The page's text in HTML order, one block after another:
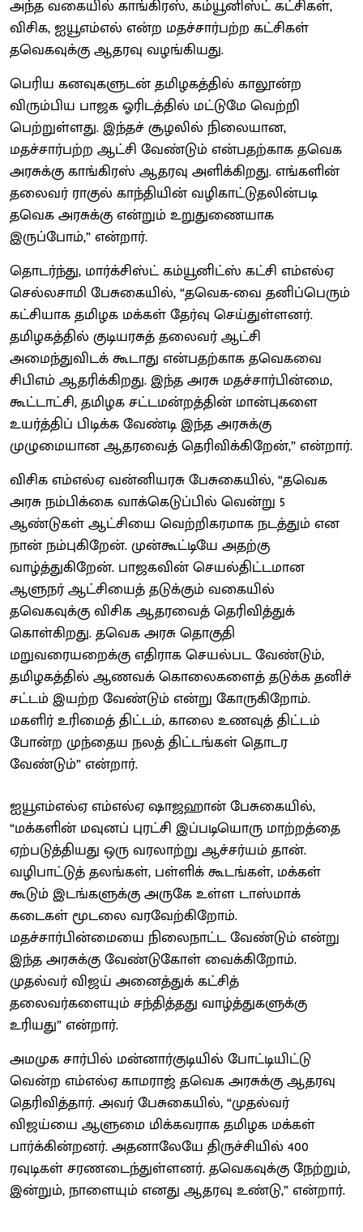
அந்த வகையில் காங்கிரஸ், கம்யூனிஸ்ட் கட்சிகள்,
விசிக, ஐயூஎம்எல் என்ற மதச்சார்பற்ற கட்சிகள்
தவெகவுக்கு ஆதரவு வழங்கியது.
பெரிய கனவுகளுடன் தமிழகத்தில் காலூன்ற
விரும்பிய பாஜக ஓரிடத்தில் மட்டுமே வெற்றி
பெற்றுள்ளது. இந்தச் சூழலில் நிலையான,
மதச்சார்பற்ற ஆட்சி வேண்டும் என்பதற்காக தவெக
அரசுக்கு காங்கிரஸ் ஆதரவு அளிக்கிறது. எங்களின்
தலைவர் ராகுல் காந்தியின் வழிகாட்டுதலின்படி
தவெக அரசுக்கு என்றும் உறுதுணையாக
இருப்போம்,” என்றார்.
தொடர்ந்து, மார்க்சிஸ்ட் கம்யூனிட்ஸ் கட்சி எம்எல்ஏ
செல்லசாமி பேசுகையில், “தவெக-வை தனிப்பெரும்
கட்சியாக தமிழக மக்கள் தேர்வு செய்துள்ளனர்.
தமிழகத்தில் குடியரசுத் தலைவர் ஆட்சி
அமைந்துவிடக் கூடாது என்பதற்காக தவெகவை
சிபிஎம் ஆதரிக்கிறது. இந்த அரசு மதச்சார்பின்மை,
கூட்டாட்சி, தமிழக சட்டமன்றத்தின் மான்புகளை
உயர்த்திப் பிடிக்க வேண்டி இந்த அரசுக்கு
முழுமையான ஆதரவைத் தெரிவிக்கிறேன்,” என்றார்.
விசிக எம்எல்ஏ வன்னியரசு பேசுகையில், “தவெக
அரசு நம்பிக்கை வாக்கெடுப்பில் வென்று 5
ஆண்டுகள் ஆட்சியை வெற்றிகரமாக நடத்தும் என
நான் நம்புகிறேன். முன்கூட்டியே அதற்கு
வாழ்த்துகிறேன். பாஜகவின் செயல்திட்டமான
ஆளுநர் ஆட்சியைத் தடுக்கும் வகையில்
தவெகவுக்கு விசிக ஆதரவைத் தெரிவித்துக்
கொள்கிறது. தவெக அரசு தொகுதி
மறுவரையறைக்கு எதிராக செயல்பட வேண்டும்,
தமிழகத்தில் ஆணவக் கொலைகளைத் தடுக்க தனிச்
சட்டம் இயற்ற வேண்டும் என்று கோருகிறோம்.
மகளிர் உரிமைத் திட்டம், காலை உணவுத் திட்டம்
போன்ற முந்தைய நலத் திட்டங்கள் தொடர
வேண்டும்” என்றார்.
ஐயூஎம்எல்ஏ எம்எல்ஏ ஷாஜஹான் பேசுகையில்,
“மக்களின் மவுனப் புரட்சி இப்படியொரு மாற்றத்தை
ஏற்படுத்தியது ஒரு வரலாற்று ஆச்சர்யம் தான்.
வழிபாட்டுத் தலங்கள், பள்ளிக் கூடங்கள், மக்கள்
கூடும் இடங்களுக்கு அருகே உள்ள டாஸ்மாக்
கடைகள் மூடலை வரவேற்கிறோம்.
மதச்சார்பின்மையை நிலைநாட்ட வேண்டும் என்று
இந்த அரசுக்கு வேண்டுகோள் வைக்கிறோம்.
முதல்வர் விஜய் அனைத்துக் கட்சித்
தலைவர்களையும் சந்தித்தது வாழ்த்துகளுக்கு
உரியது” என்றார்.
அமமுக சார்பில் மன்னார்குடியில் போட்டியிட்டு
வென்ற எம்எல்ஏ காமராஜ் தவெக அரசுக்கு ஆதரவு
தெரிவித்தார். அவர் பேசுகையில், “முதல்வர்
விஜய்யை ஆளுமை மிக்கவராக தமிழக மக்கள்
பார்க்கின்றனர். அதனாலேயே திருச்சியில் 400
ரவுடிகள் சரணடைந்துள்ளனர். தவெகவுக்கு நேற்றும்,
இன்றும், நாளையும் எனது ஆதரவு உண்டு,” என்றார்.